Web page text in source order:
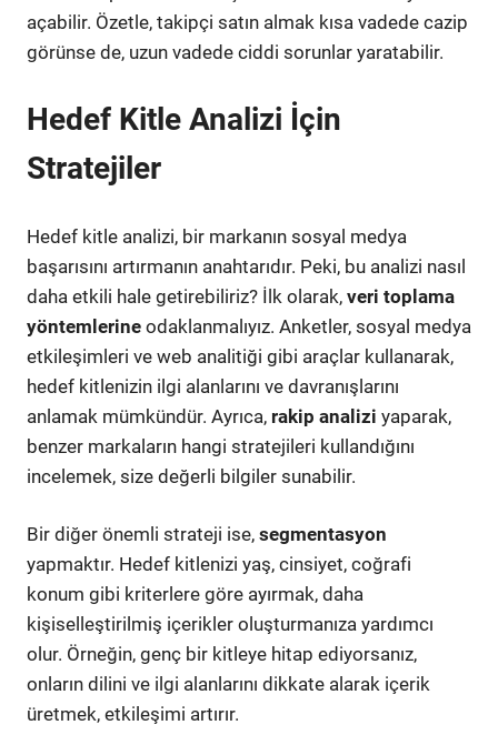
açabilir. Özetle, takipçi satın almak kısa vadede cazip
görünse de, uzun vadede ciddi sorunlar yaratabilir.
Hedef Kitle Analizi İçin
Stratejiler
Hedef kitle analizi, bir markanın sosyal medya
başarısını artırmanın anahtarıdır. Peki, bu analizi nasıl
daha etkili hale getirebiliriz? İlk olarak, veri toplama
yöntemlerine odaklanmalıyız. Anketler, sosyal medya
etkileşimleri ve web analitiği gibi araçlar kullanarak,
hedef kitlenizin ilgi alanlarını ve davranışlarını
anlamak mümkündür. Ayrıca, rakip analizi yaparak,
benzer markaların hangi stratejileri kullandığını
incelemek, size değerli bilgiler sunabilir.
Bir diğer önemli strateji ise, segmentasyon
yapmaktır. Hedef kitlenizi yaş, cinsiyet, coğrafi
konum gibi kriterlere göre ayırmak, daha
kişiselleştirilmiş içerikler oluşturmanıza yardımcı
olur. Örneğin, genç bir kitleye hitap ediyorsanız,
onların dilini ve ilgi alanlarını dikkate alarak içerik
üretmek, etkileşimi artırır.